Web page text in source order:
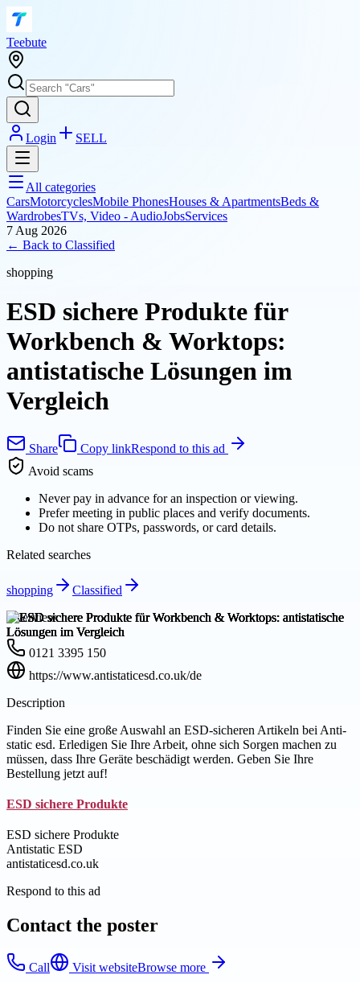
Teebute
Login SELL
All categories
CarsMotorcyclesMobile PhonesHouses & ApartmentsBeds &
WardrobesTVs, Video - AudioJobsServices
7 Aug 2026
← Back to Classified
shopping
ESD sichere Produkte für
Workbench & Worktops:
antistatische Lösungen im
Vergleich
Share Copy linkRespond to this ad
Avoid scams
Never pay in advance for an inspection or viewing.
Prefer meeting in public places and verify documents.
Do not share OTPs, passwords, or card details.
Related searches
shopping
Classified
Overview
0121 3395 150
https://www.antistaticesd.co.uk/de
Description
Finden Sie eine große Auswahl an ESD-sicheren Artikeln bei Anti-
static esd. Erledigen Sie Ihre Arbeit, ohne sich Sorgen machen zu
müssen, dass Ihre Geräte beschädigt werden. Geben Sie Ihre
Bestellung jetzt auf!
ESD sichere Produkte
ESD sichere Produkte
Antistatic ESD
antistaticesd.co.uk
Respond to this ad
Contact the poster
Call Visit websiteBrowse more